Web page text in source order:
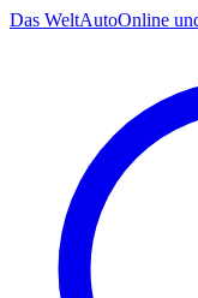
Das WeltAutoOnline